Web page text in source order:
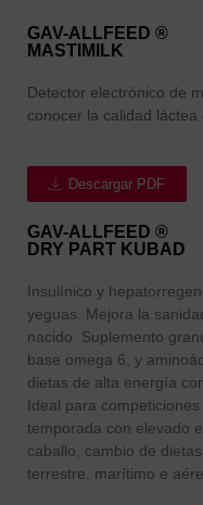
GAV-ALLFEED ®
MASTIMILK
Detector electrónico de
conocer la calidad láctea
Descargar PDF
GAV-ALLFEED ®
DRY PART KUBAD
Insulínico y
yeguas. Mejora la
nacido. Suplemento
base omega 6, y
dietas de alta energía
Ideal para
temporada con elevado
caballo, cambio de
terrestre, marítimo e